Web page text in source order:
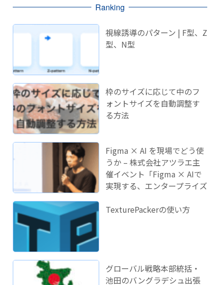
Ranking
視線誘導のパターン | F型、Z
型、N型
枠のサイズに応じて中のフ
ォントサイズを自動調整す
る方法
Figma × AI を現場でどう使
うか – 株式会社アツラエ主
催イベント「Figma × AIで
実現する、エンタープライズ
ました！
TexturePackerの使い方
グローバル戦略本部統括・
池田のバングラデシュ出張